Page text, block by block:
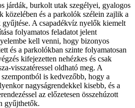
járdák, burkolt utak szegélyei, gyalogos
közelében és a parkolók szélein zajlik a
A csapadékvíz nyelők kiemelt
folyamatos feladatot jelent
kell venni, hogy bizonyos
és a parkolókban szinte folyamatosan
kifejezetten nehézkes és csak
visszatéressel oldható meg. A
is kedvezőbb, hogy a
nagyságrendekkel kisebb, és a
az előzetesen összehúzott
gyűjthetők.